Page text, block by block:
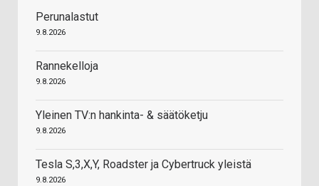
Perunalastut
9.8.2026
Rannekelloja
9.8.2026
Yleinen TV:n hankinta- & säätöketju
9.8.2026
Tesla S,3,X,Y, Roadster ja Cybertruck yleistä
9.8.2026